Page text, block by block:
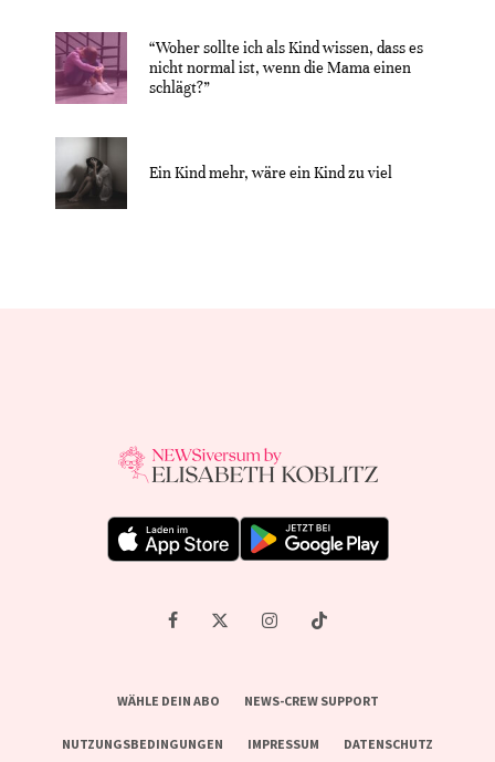
“Woher sollte ich als Kind wissen, dass es
nicht normal ist, wenn die Mama einen
schlägt?”
Ein Kind mehr, wäre ein Kind zu viel
WÄHLE DEIN ABO NEWS-CREW SUPPORT
NUTZUNGSBEDINGUNGEN IMPRESSUM DATENSCHUTZ